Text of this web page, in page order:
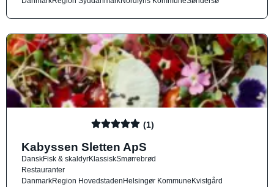
(1)
Kabyssen Sletten ApS
DanskFisk & skaldyrKlassiskSmørrebrød
Restauranter
DanmarkRegion HovedstadenHelsingør KommuneKvistgård